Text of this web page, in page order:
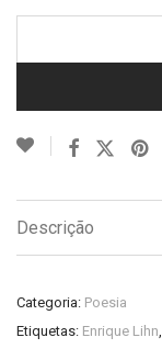
Descrição
Categoria: Poesia
Etiquetas: Enrique Lihn,